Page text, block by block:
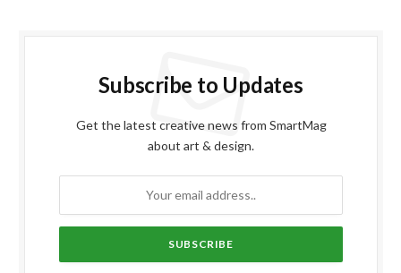
Subscribe to Updates
Get the latest creative news from SmartMag
about art & design.